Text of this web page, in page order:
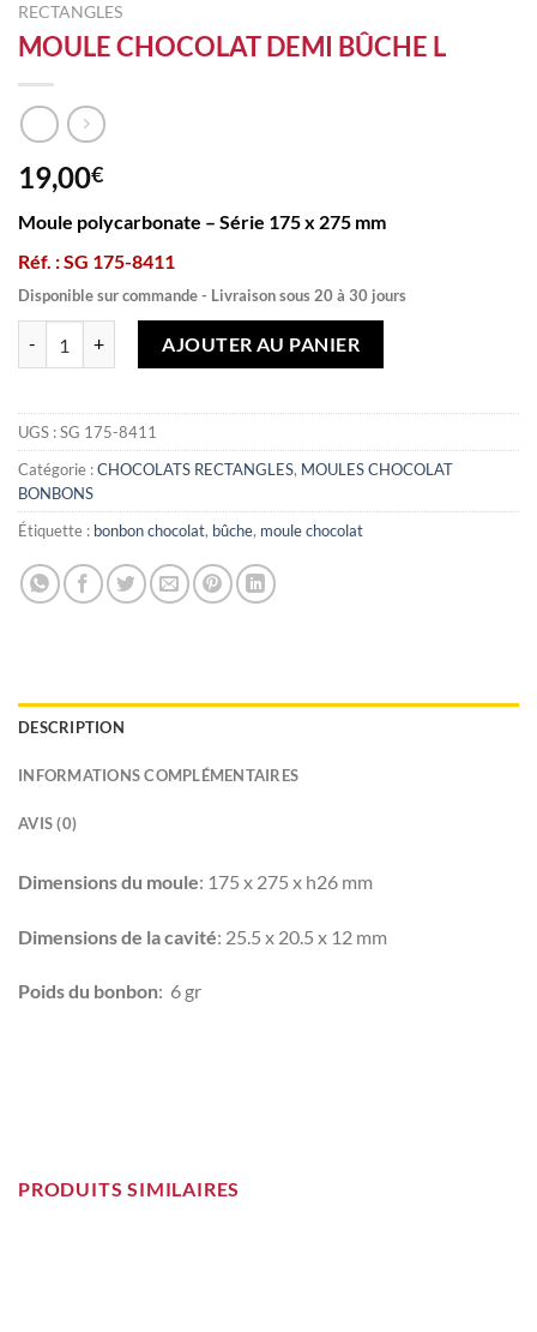
RECTANGLES
MOULE CHOCOLAT DEMI BÛCHE L
19,00€
Moule polycarbonate – Série 175 x 275 mm
Réf. : SG 175-8411
Disponible sur commande - Livraison sous 20 à 30 jours
AJOUTER AU PANIER
UGS :SG 175-8411
Catégorie :CHOCOLATS RECTANGLES, MOULES CHOCOLAT
BONBONS
Étiquette : bonbon chocolat, bûche, moule chocolat
DESCRIPTION
INFORMATIONS COMPLÉMENTAIRES
AVIS (0)
Dimensions du moule: 175 x 275 x h26 mm
Dimensions de la cavité: 25.5 x 20.5 x 12 mm
Poids du bonbon: 6 gr
PRODUITS SIMILAIRES